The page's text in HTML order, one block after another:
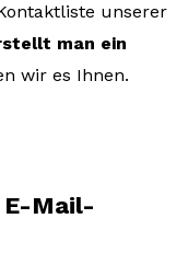
unserer
man ein
wir es Ihnen.
Mail-